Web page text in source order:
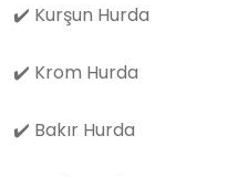
✔️ Kurşun Hurda
✔️ Krom Hurda
✔️ Bakır Hurda